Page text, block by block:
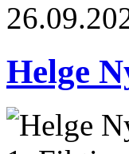
Helge